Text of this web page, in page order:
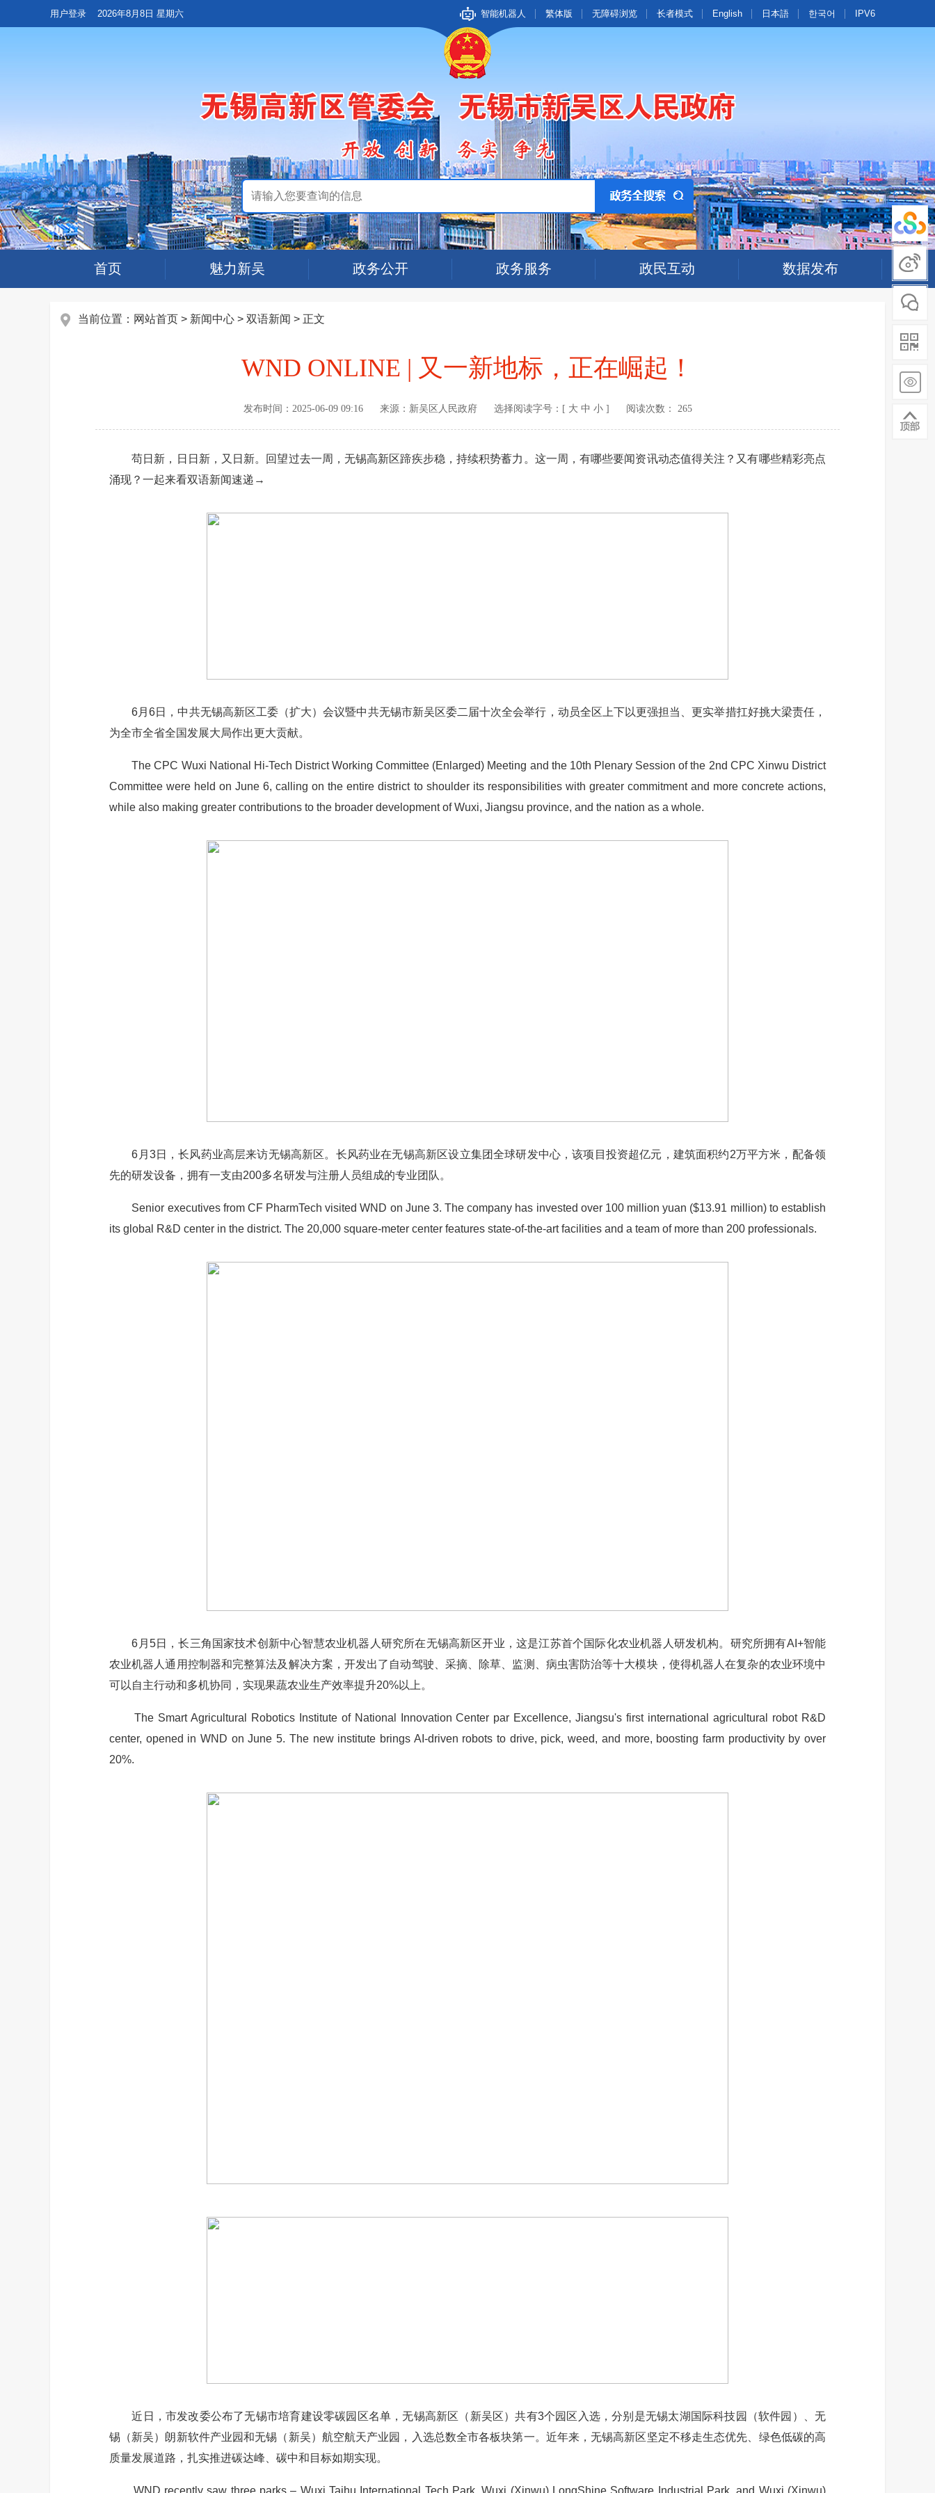
用户登录 2026年8月8日 星期六 智能机器人 繁体版 无障碍浏览 长者模式 English 日本語 한국어 IPV6
首页 魅力新吴 政务公开 政务服务 政民互动 数据发布
当前位置： 网站首页 > 新闻中心 > 双语新闻 > 正文
WND ONLINE | 又一新地标，正在崛起！
发布时间： 2025-06-09 09:16 来源： 新吴区人民政府 选择阅读字号：[ 大 中 小] 阅读次数： 265
苟日新，日日新，又日新。回望过去一周，无锡高新区蹄疾步稳，持续积势蓄力。这一周，有哪些要闻资讯动态值得关注？又有哪些精彩亮点
涌现？一起来看双语新闻速递→
6月6日，中共无锡高新区工委（扩大）会议暨中共无锡市新吴区委二届十次全会举行，动员全区上下以更强担当、更实举措扛好挑大梁责任，
为全市全省全国发展大局作出更大贡献。
The CPC Wuxi National Hi-Tech District Working Committee (Enlarged) Meeting and the 10th Plenary Session of the 2nd CPC Xinwu District
Committee were held on June 6, calling on the entire district to shoulder its responsibilities with greater commitment and more concrete actions,
while also making greater contributions to the broader development of Wuxi, Jiangsu province, and the nation as a whole.
6月3日，长风药业高层来访无锡高新区。长风药业在无锡高新区设立集团全球研发中心，该项目投资超亿元，建筑面积约2万平方米，配备领
先的研发设备，拥有一支由200多名研发与注册人员组成的专业团队。
Senior executives from CF PharmTech visited WND on June 3. The company has invested over 100 million yuan ($13.91 million) to establish
its global R&D center in the district. The 20,000 square-meter center features state-of-the-art facilities and a team of more than 200 professionals.
6月5日，长三角国家技术创新中心智慧农业机器人研究所在无锡高新区开业，这是江苏首个国际化农业机器人研发机构。研究所拥有AI+智能
农业机器人通用控制器和完整算法及解决方案，开发出了自动驾驶、采摘、除草、监测、病虫害防治等十大模块，使得机器人在复杂的农业环境中
可以自主行动和多机协同，实现果蔬农业生产效率提升20%以上。
The Smart Agricultural Robotics Institute of National Innovation Center par Excellence, Jiangsu's first international agricultural robot R&D
center, opened in WND on June 5. The new institute brings AI-driven robots to drive, pick, weed, and more, boosting farm productivity by over
20%.
近日，市发改委公布了无锡市培育建设零碳园区名单，无锡高新区（新吴区）共有3个园区入选，分别是无锡太湖国际科技园（软件园）、无
锡（新吴）朗新软件产业园和无锡（新吴）航空航天产业园，入选总数全市各板块第一。近年来，无锡高新区坚定不移走生态优先、绿色低碳的高
质量发展道路，扎实推进碳达峰、碳中和目标如期实现。
WND recently saw three parks – Wuxi Taihu International Tech Park, Wuxi (Xinwu) LongShine Software Industrial Park, and Wuxi (Xinwu)